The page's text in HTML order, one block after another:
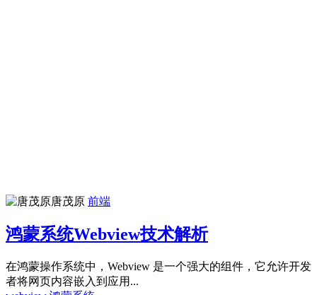
唐茂原 前端
鸿蒙系统Webview技术解析
在鸿蒙操作系统中，Webview 是一个强大的组件，它允许开发
者将网页内容嵌入到应用...